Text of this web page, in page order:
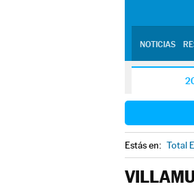
NOTICIAS
Estás en: Total